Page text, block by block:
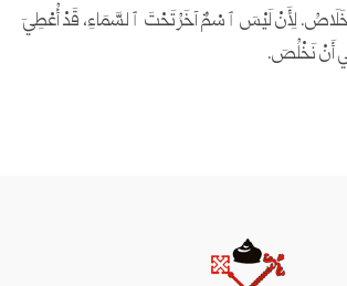
لِأَنْ لَيْسَ ٱسْمٌ آخَرُ تَحْتَ ٱلسَّمَاءِ، قَدْ أُعْطِيَ
أَنْ نَخْلُصَ.